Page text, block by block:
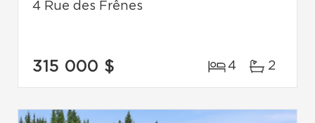
4 Rue des Frênes
315 000 $ 4 2